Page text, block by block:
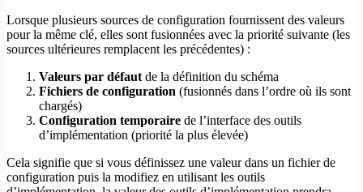
Lorsque plusieurs sources de configuration fournissent des valeurs
pour la même clé, elles sont fusionnées avec la priorité suivante (les
sources ultérieures remplacent les précédentes) :
Valeurs par défaut de la définition du schéma
Fichiers de configuration (fusionnés dans l’ordre où ils sont
chargés)
Configuration temporaire de l’interface des outils
d’implémentation (priorité la plus élevée)
Cela signifie que si vous définissez une valeur dans un fichier de
configuration puis la modifiez en utilisant les outils